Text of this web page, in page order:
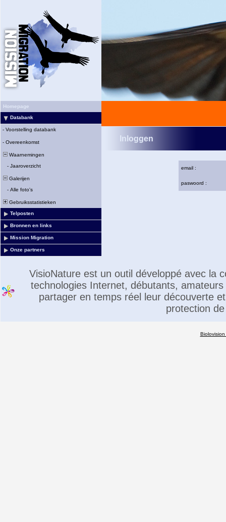
Homepage
Databank
- Voorstelling databank
- Overeenkomst
Waarnemingen
- Jaaroverzicht
Galerijen
- Alle foto's
Gebruiksstatistieken
Telposten
Bronnen en links
Mission Migration
Onze partners
Inloggen
email :
paswoord :
VisioNature est un outil développé avec la
technologies Internet, débutants,
partager en temps réel leur découverte
protection
Biolovision